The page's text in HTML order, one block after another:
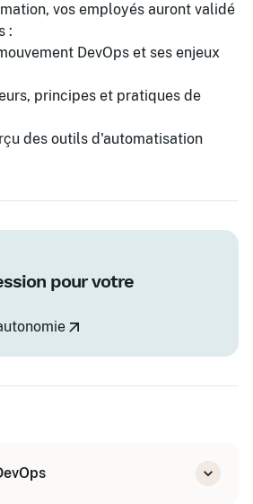
vos employés auront validé
:
DevOps et ses enjeux
principes et pratiques de
des outils d'automatisation
pour votre